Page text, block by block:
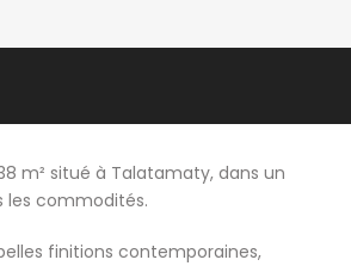
m² situé à Talatamaty, dans un
commodités.
finitions contemporaines,